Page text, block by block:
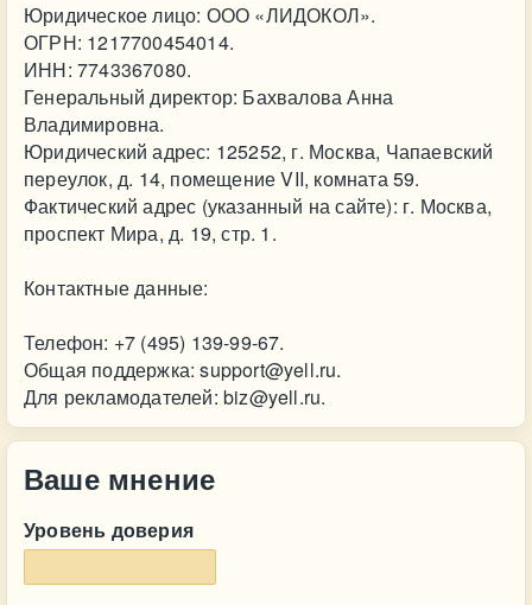
Юридическое лицо: ООО «ЛИДОКОЛ».
ОГРН: 1217700454014.
ИНН: 7743367080.
Генеральный директор: Бахвалова Анна
Владимировна.
Юридический адрес: 125252, г. Москва, Чапаевский
переулок, д. 14, помещение VII, комната 59.
Фактический адрес (указанный на сайте): г. Москва,
проспект Мира, д. 19, стр. 1.
Контактные данные:
Телефон: +7 (495) 139-99-67.
Общая поддержка:support@yell.ru.
Для рекламодателей: biz@yell.ru.
Ваше мнение
Уровень доверия